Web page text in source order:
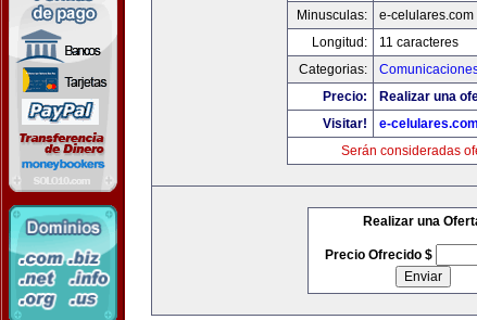
Minusculas:
e-celulares.com
Longitud:
11 caracteres
Categorias:
Precio:
Realizar una
Visitar!
e-celulares.com
Serán consideradas
Realizar una
Precio Ofrecido $